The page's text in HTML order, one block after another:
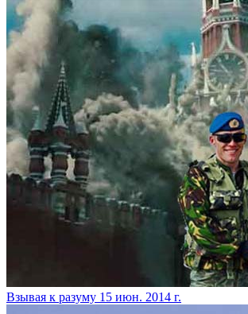
Взывая к разуму 15 июн. 2014 г.